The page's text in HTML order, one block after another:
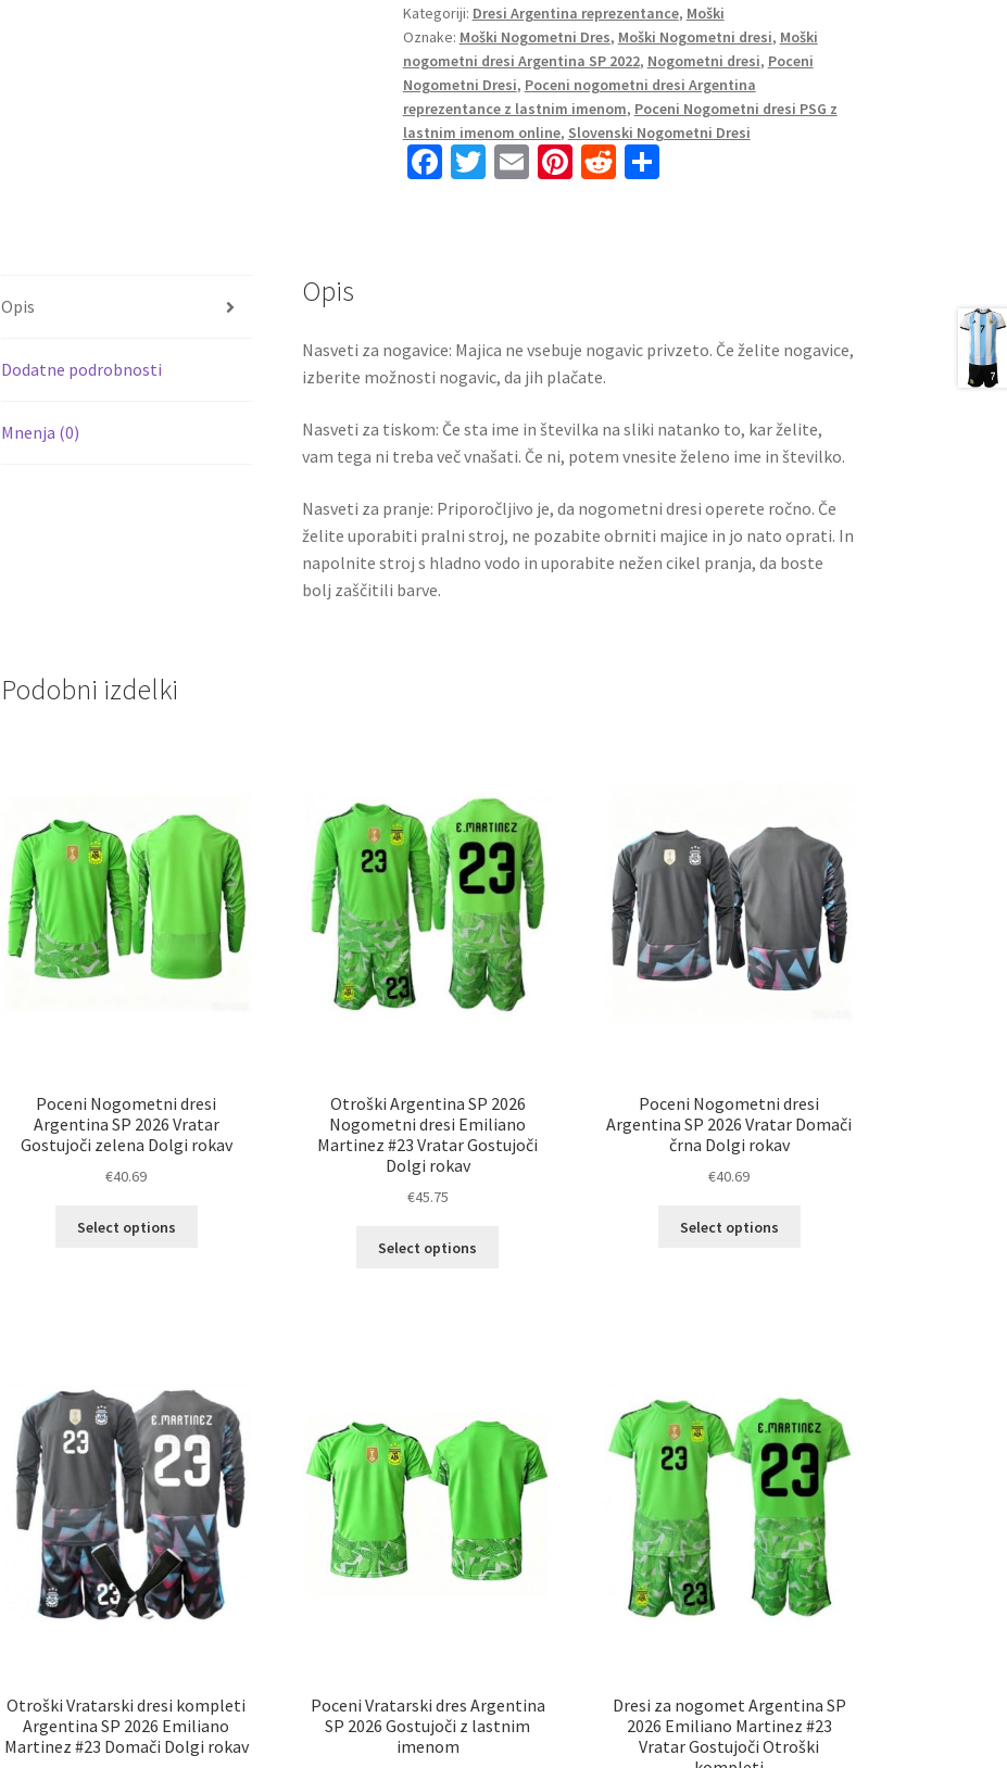
SP
2022
Kratek
Rokav
+
Kratke
hlače
Kategoriji: Dresi Argentina reprezentance, Moški
Oznake: Moški Nogometni Dres, Moški Nogometni dresi, Moški
nogometni dresi Argentina SP 2022, Nogometni dresi, Poceni
Nogometni Dresi, Poceni nogometni dresi Argentina
reprezentance z lastnim imenom, Poceni Nogometni dresi PSG z
lastnim imenom online, Slovenski Nogometni Dresi
Fa
k
T E Pi R S
Opis
Dodatne podrobnosti
Mnenja (0)
Opis
Nasveti za nogavice: Majica ne vsebuje nogavic privzeto. Če želite nogavice,
izberite možnosti nogavic, da jih plačate.
Nasveti za tiskom: Če sta ime in številka na sliki natanko to, kar želite,
vam tega ni treba več vnašati. Če ni, potem vnesite želeno ime in številko.
Nasveti za pranje: Priporočljivo je, da nogometni dresi operete ročno. Če
želite uporabiti pralni stroj, ne pozabite obrniti majice in jo nato oprati. In
napolnite stroj s hladno vodo in uporabite nežen cikel pranja, da boste
bolj zaščitili barve.
Podobni izdelki
Poceni Nogometni dresi
Argentina SP 2026 Vratar
Gostujoči zelena Dolgi rokav
€40.69
Select options
na
strani
izdelka
Otroški Argentina SP 2026
Nogometni dresi Emiliano
Martinez #23 Vratar Gostujoči
Dolgi rokav
€45.75
Select options
na
strani
izdelka
Poceni Nogometni dresi
Argentina SP 2026 Vratar Domači
črna Dolgi rokav
€40.69
Select options
na
strani
izdelka
Otroški Vratarski dresi kompleti
Argentina SP 2026 Emiliano
Martinez #23 Domači Dolgi rokav
Poceni Vratarski dres Argentina
SP 2026 Gostujoči z lastnim
imenom
Dresi za nogomet Argentina SP
2026 Emiliano Martinez #23
Vratar Gostujoči Otroški